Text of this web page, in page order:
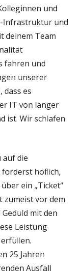
und
Infrastruktur und
deinem Team
fahren und
unserer
dass es
IT von länger
ist. Wir schlafen
auf die
forderst höflich,
ein „Ticket“
zumeist vor dem
mit den
Leistung
25 Jahren
Ausfall